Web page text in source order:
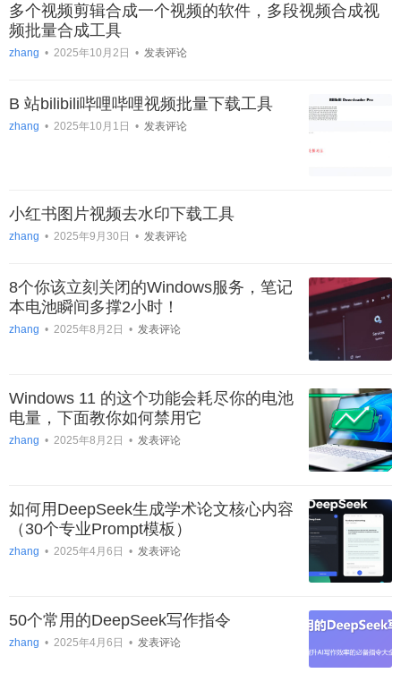
多个视频剪辑合成一个视频的软件，多段视频合成视
频批量合成工具
zhang • 2025年10月2日 • 发表评论
B 站bilibili哔哩哔哩视频批量下载工具
zhang • 2025年10月1日 • 发表评论
小红书图片视频去水印下载工具
zhang • 2025年9月30日 • 发表评论
8个你该立刻关闭的Windows服务，笔记
本电池瞬间多撑2小时！
zhang • 2025年8月2日 • 发表评论
Windows 11 的这个功能会耗尽你的电池
电量，下面教你如何禁用它
zhang • 2025年8月2日 • 发表评论
如何用DeepSeek生成学术论文核心内容
（30个专业Prompt模板）
zhang • 2025年4月6日 • 发表评论
50个常用的DeepSeek写作指令
zhang • 2025年4月6日 • 发表评论